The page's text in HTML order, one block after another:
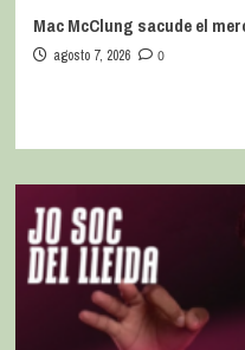
Mac McClung sacude el
agosto 7, 2026 0